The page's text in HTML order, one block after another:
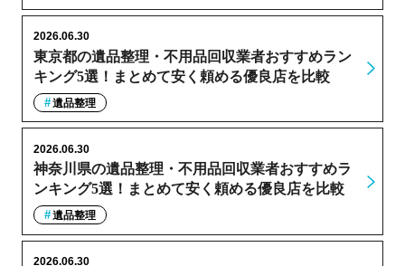
東京都の遺品整理・不用品回収業者おすすめラン
キング5選！まとめて安く頼める優良店を比較
2026.06.30
遺品整理
神奈川県の遺品整理・不用品回収業者おすすめラ
ンキング5選！まとめて安く頼める優良店を比較
2026.06.30
遺品整理
2026.06.30